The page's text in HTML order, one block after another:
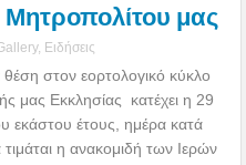
μας
, Ειδήσεις
στον εορτολογικό κύκλο
μας Εκκλησίας κατέχει η 29
εκάστου έτους, ημέρα κατά
η ανακομιδή των Ιερών